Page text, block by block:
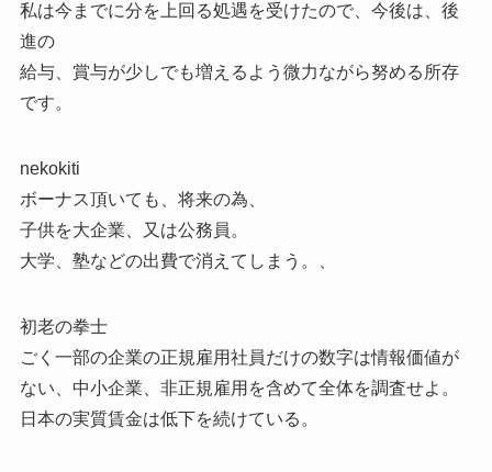
私は今までに分を上回る処遇を受けたので、今後は、後
進の
給与、賞与が少しでも増えるよう微力ながら努める所存
です。
nekokiti
ボーナス頂いても、将来の為、
子供を大企業、又は公務員。
大学、塾などの出費で消えてしまう。、
初老の拳士
ごく一部の企業の正規雇用社員だけの数字は情報価値が
ない、中小企業、非正規雇用を含めて全体を調査せよ。
日本の実質賃金は低下を続けている。